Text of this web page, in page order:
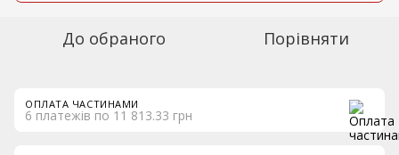
До обраного Порівняти
ОПЛАТА ЧАСТИНАМИ
6 платежів по 11 813.33 грн